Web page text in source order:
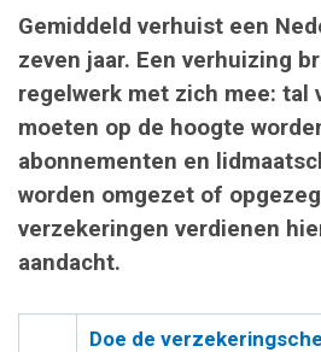
Gemiddeld verhuist een
zeven jaar. Een verhuizing
regelwerk met zich mee: tal
moeten op de hoogte
abonnementen en
worden omgezet of
verzekeringen verdienen
aandacht.
Doe de